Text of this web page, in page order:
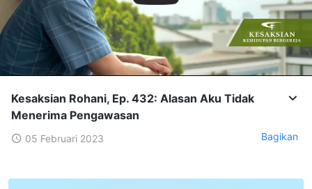
Kesaksian Rohani, Ep. 432: Alasan Aku Tidak
Menerima Pengawasan
05 Februari 2023 Bagikan